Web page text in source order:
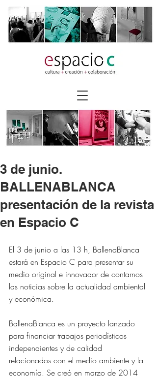
3 de junio.
BALLENABLANCA
presentación de la revista
en Espacio C
El 3 de junio a las 13 h, BallenaBlanca
estará en Espacio C para presentar su
medio original e innovador de contarnos
las noticias sobre la actualidad ambiental
y económica.
BallenaBlanca es un proyecto lanzado
para financiar trabajos periodísticos
independientes y de calidad
relacionados con el medio ambiente y la
economía. Se creó en marzo de 2014